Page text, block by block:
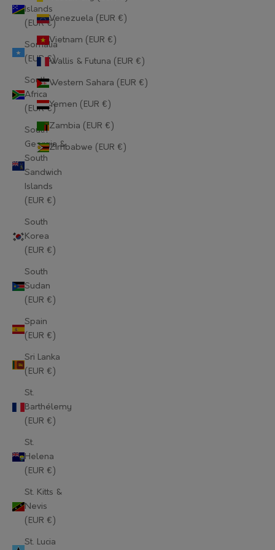
Islands
(EUR €)
Somalia
(EUR €)
South
Africa
(EUR €)
South
Georgia &
South
Sandwich
Islands
(EUR €)
South
Korea
(EUR €)
South
Sudan
(EUR €)
Spain
(EUR €)
Sri Lanka
(EUR €)
St.
Barthélemy
(EUR €)
St.
Helena
(EUR €)
St. Kitts &
Nevis
(EUR €)
St. Lucia
Venezuela (EUR €)
Vietnam (EUR €)
Wallis & Futuna (EUR €)
Western Sahara (EUR €)
Yemen (EUR €)
Zambia (EUR €)
Zimbabwe (EUR €)
Lithuania (EUR €)
Luxembourg (EUR €)
Macao SAR (EUR €)
Madagascar (EUR €)
Malawi (EUR €)
Malaysia (EUR €)
Maldives (EUR €)
Mali (EUR €)
Martinique (EUR €)
Mauritius (EUR €)
Moldova (EUR €)
Monaco (EUR €)
Montenegro (EUR €)
Morocco (EUR €)
Mozambique (EUR €)
Myanmar (Burma) (EUR €)
Namibia (EUR €)